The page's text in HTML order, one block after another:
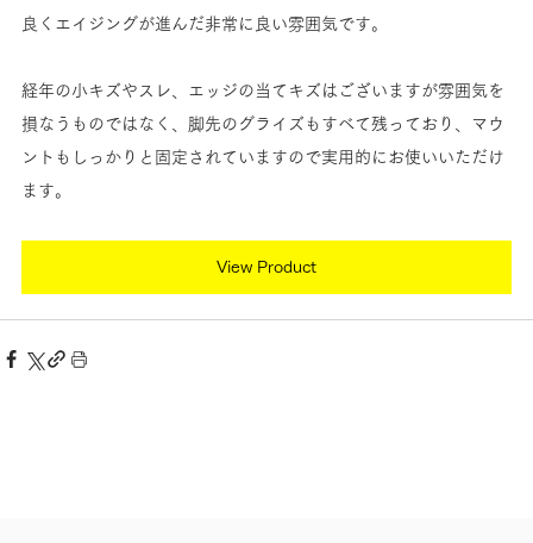
良くエイジングが進んだ非常に良い雰囲気です。
経年の小キズやスレ、エッジの当てキズはございますが雰囲気を
損なうものではなく、脚先のグライズもすべて残っており、マウ
ントもしっかりと固定されていますので実用的にお使いいただけ
ます。
View Product